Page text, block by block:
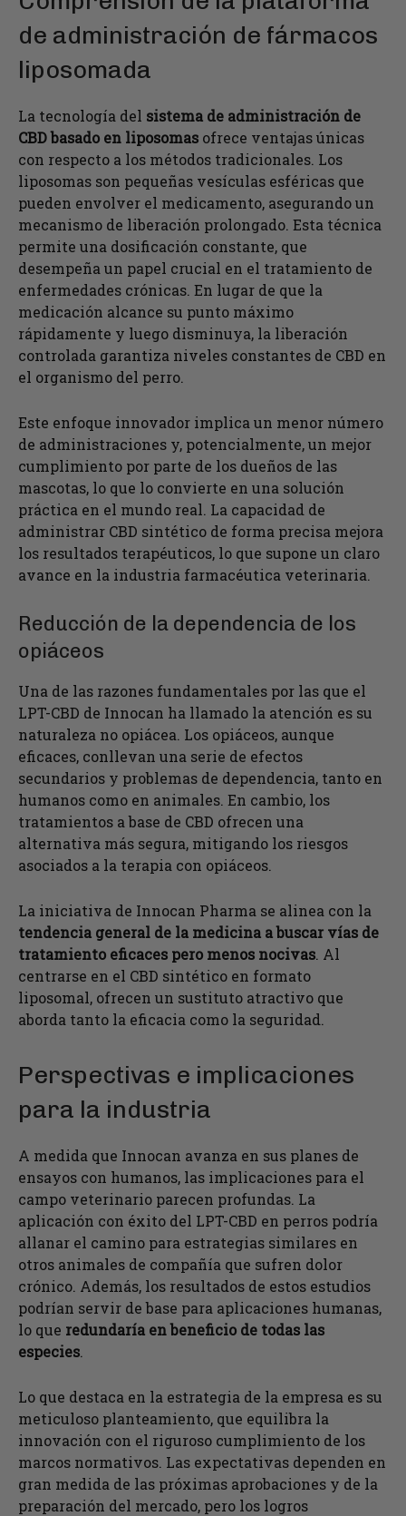
de administración de fármacos
liposomada
La tecnología del sistema de administración de
CBD basado en liposomas ofrece ventajas únicas
con respecto a los métodos tradicionales. Los
liposomas son pequeñas vesículas esféricas que
pueden envolver el medicamento, asegurando un
mecanismo de liberación prolongado. Esta técnica
permite una dosificación constante, que
desempeña un papel crucial en el tratamiento de
enfermedades crónicas. En lugar de que la
medicación alcance su punto máximo
rápidamente y luego disminuya, la liberación
controlada garantiza niveles constantes de CBD en
el organismo del perro.
Este enfoque innovador implica un menor número
de administraciones y, potencialmente, un mejor
cumplimiento por parte de los dueños de las
mascotas, lo que lo convierte en una solución
práctica en el mundo real. La capacidad de
administrar CBD sintético de forma precisa mejora
los resultados terapéuticos, lo que supone un claro
avance en la industria farmacéutica veterinaria.
Reducción de la dependencia de los
opiáceos
Una de las razones fundamentales por las que el
LPT-CBD de Innocan ha llamado la atención es su
naturaleza no opiácea. Los opiáceos, aunque
eficaces, conllevan una serie de efectos
secundarios y problemas de dependencia, tanto en
humanos como en animales. En cambio, los
tratamientos a base de CBD ofrecen una
alternativa más segura, mitigando los riesgos
asociados a la terapia con opiáceos.
La iniciativa de Innocan Pharma se alinea con la
tendencia general de la medicina a buscar vías de
tratamiento eficaces pero menos nocivas. Al
centrarse en el CBD sintético en formato
liposomal, ofrecen un sustituto atractivo que
aborda tanto la eficacia como la seguridad.
Perspectivas e implicaciones
para la industria
A medida que Innocan avanza en sus planes de
ensayos con humanos, las implicaciones para el
campo veterinario parecen profundas. La
aplicación con éxito del LPT-CBD en perros podría
allanar el camino para estrategias similares en
otros animales de compañía que sufren dolor
crónico. Además, los resultados de estos estudios
podrían servir de base para aplicaciones humanas,
lo que redundaría en beneficio de todas las
especies.
Lo que destaca en la estrategia de la empresa es su
meticuloso planteamiento, que equilibra la
innovación con el riguroso cumplimiento de los
marcos normativos. Las expectativas dependen en
gran medida de las próximas aprobaciones y de la
preparación del mercado, pero los logros